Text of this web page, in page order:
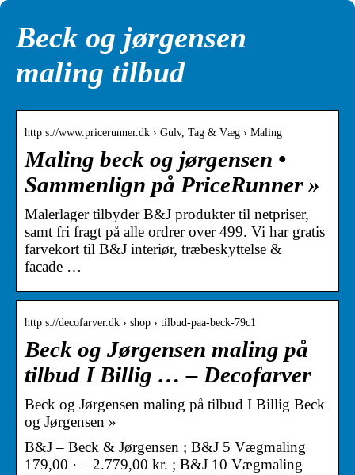
Beck og jørgensen
maling tilbud
http s://www.pricerunner.dk › Gulv, Tag & Væg › Maling
Maling beck og jørgensen •
Sammenlign på PriceRunner »
Malerlager tilbyder B&J produkter til netpriser,
samt fri fragt på alle ordrer over 499. Vi har gratis
farvekort til B&J interiør, træbeskyttelse &
facade …
http s://decofarver.dk › shop › tilbud-paa-beck-79c1
Beck og Jørgensen maling på
tilbud I Billig … – Decofarver
Beck og Jørgensen maling på tilbud I Billig Beck
og Jørgensen »
B&J – Beck & Jørgensen ; B&J 5 Vægmaling
179,00 · – 2.779,00 kr. ; B&J 10 Vægmaling